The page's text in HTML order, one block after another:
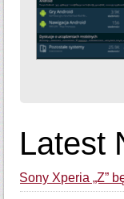
Latest
Sony Xperia „Z”